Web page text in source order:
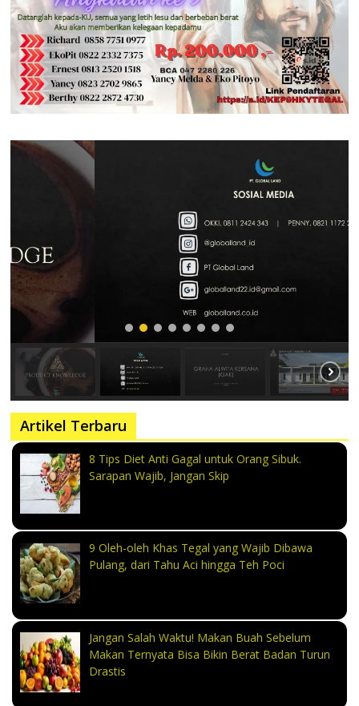
Artikel Terbaru
8 Tips Diet Anti Gagal untuk Orang Sibuk.
Sarapan Wajib, Jangan Skip
9 Oleh-oleh Khas Tegal yang Wajib Dibawa
Pulang, dari Tahu Aci hingga Teh Poci
Jangan Salah Waktu! Makan Buah Sebelum
Makan Ternyata Bisa Bikin Berat Badan Turun
Drastis